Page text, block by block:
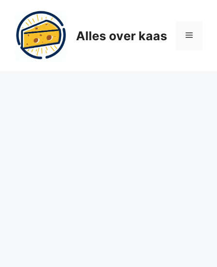
inhoud
Alles over kaas Menu